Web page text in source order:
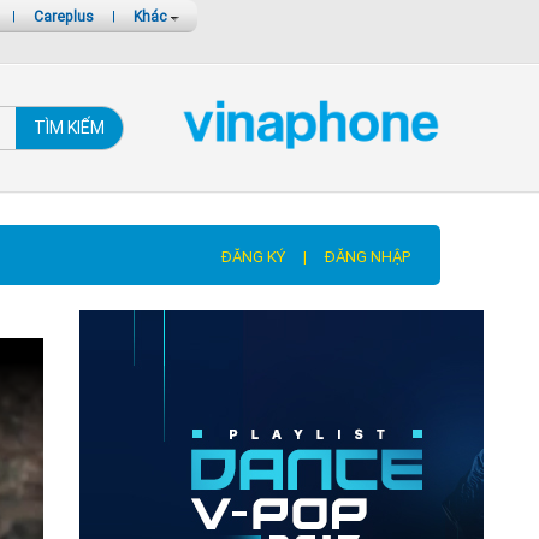
| Careplus | Khác
TÌM KIẾM
ĐĂNG KÝ | ĐĂNG NHẬP